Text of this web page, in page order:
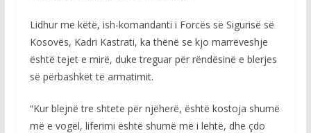
Lidhur me këtë, ish-komandanti i Forcës së Sigurisë së
Kosovës, Kadri Kastrati, ka thënë se kjo marrëveshje
është tejet e mirë, duke treguar për rëndësinë e blerjes
së përbashkët të armatimit.
“Kur blejnë tre shtete për njëherë, është kostoja shumë
më e vogël, liferimi është shumë më i lehtë, dhe çdo